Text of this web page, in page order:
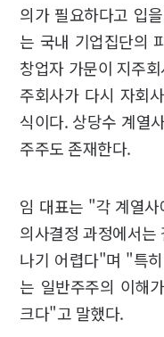
의가 필요하다고 입
는 국내 기업집단의
창업자 가문이 지주
주회사가 다시 자회
식이다. 상당수 계열
주주도 존재한다.
임 대표는 "각 계열
의사결정 과정에서는
나기 어렵다"며 "특
는 일반주주의 이해
크다"고 말했다.